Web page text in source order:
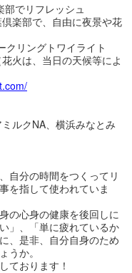
でリフレッシュ
楽部で、自由に夜景や花
クリングトワイライト
火は、当日の天候等によ
/
ルクNA、横浜みなとみ
自分の時間をつくってリ
を指して使われていま
の心身の健康を後回しに
」、「単に疲れているか
、是非、自分自身のため
うか。
ております！